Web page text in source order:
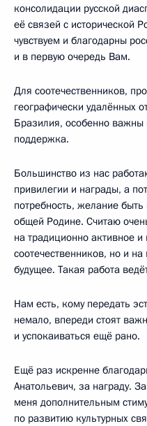
консолидации русской
её связей с исторической
чувствуем и благодарны
и в первую очередь Вам.
Для соотечественников,
географически удалённых
Бразилия, особенно
поддержка.
Большинство из нас
привилегии и награды, а
потребность, желание
общей Родине. Считаю
на традиционно активное
соотечественников, но и
будущее. Такая работа
Нам есть, кому передать
немало, впереди стоят
и успокаиваться ещё рано.
Ещё раз искренне
Анатольевич, за награду.
меня дополнительным
по развитию культурных